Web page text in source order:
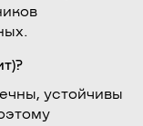
устойчивы